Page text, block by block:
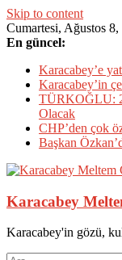
Skip to content
Cumartesi, Ağustos 8,
En güncel:
Karacabey’e
Karacabey’in
TÜRKOĞLU:
Olacak
CHP’den çok
Başkan
Karacabey
Karacabey'in gözü,